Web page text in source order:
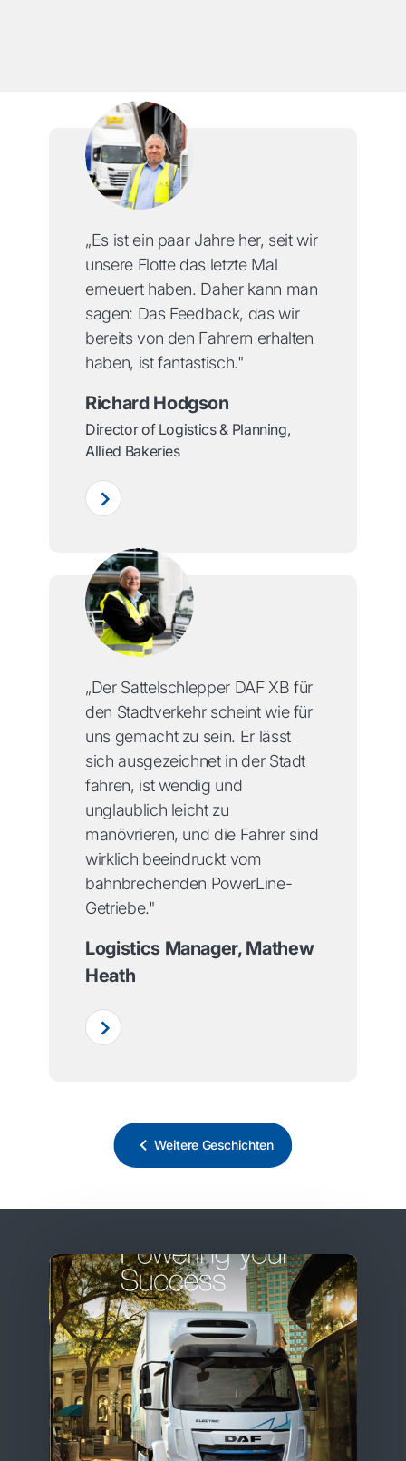
„Es ist ein paar Jahre her, seit wir
unsere Flotte das letzte Mal
erneuert haben. Daher kann man
sagen: Das Feedback, das wir
bereits von den Fahrern erhalten
haben, ist fantastisch."
Richard Hodgson
Director of Logistics & Planning,
Allied Bakeries
„Der Sattelschlepper DAF XB für
den Stadtverkehr scheint wie für
uns gemacht zu sein. Er lässt
sich ausgezeichnet in der Stadt
fahren, ist wendig und
unglaublich leicht zu
manövrieren, und die Fahrer sind
wirklich beeindruckt vom
bahnbrechenden PowerLine-
Getriebe."
Logistics Manager, Mathew
Heath
Weitere Geschichten